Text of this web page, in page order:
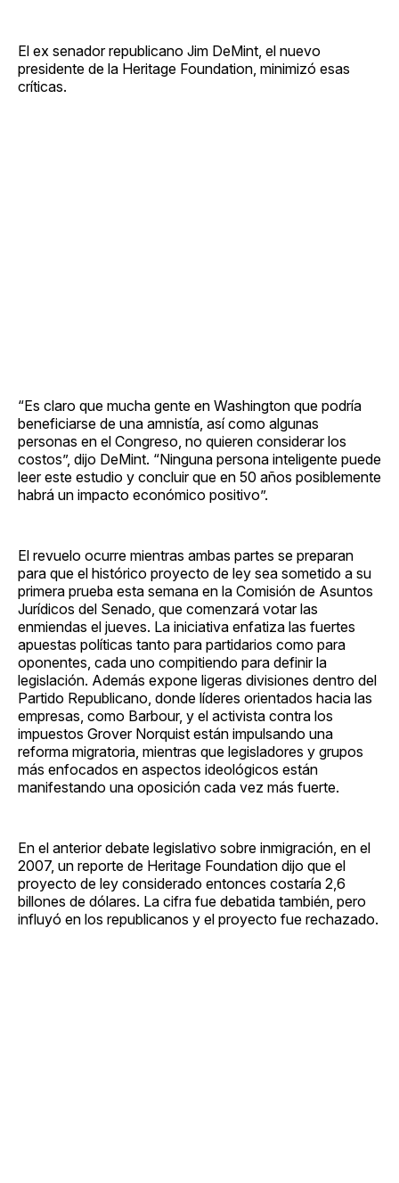
El ex senador republicano Jim DeMint, el nuevo
presidente de la Heritage Foundation, minimizó esas
críticas.
“Es claro que mucha gente en Washington que podría
beneficiarse de una amnistía, así como algunas
personas en el Congreso, no quieren considerar los
costos”, dijo DeMint. “Ninguna persona inteligente puede
leer este estudio y concluir que en 50 años posiblemente
habrá un impacto económico positivo”.
El revuelo ocurre mientras ambas partes se preparan
para que el histórico proyecto de ley sea sometido a su
primera prueba esta semana en la Comisión de Asuntos
Jurídicos del Senado, que comenzará votar las
enmiendas el jueves. La iniciativa enfatiza las fuertes
apuestas políticas tanto para partidarios como para
oponentes, cada uno compitiendo para definir la
legislación. Además expone ligeras divisiones dentro del
Partido Republicano, donde líderes orientados hacia las
empresas, como Barbour, y el activista contra los
impuestos Grover Norquist están impulsando una
reforma migratoria, mientras que legisladores y grupos
más enfocados en aspectos ideológicos están
manifestando una oposición cada vez más fuerte.
En el anterior debate legislativo sobre inmigración, en el
2007, un reporte de Heritage Foundation dijo que el
proyecto de ley considerado entonces costaría 2,6
billones de dólares. La cifra fue debatida también, pero
influyó en los republicanos y el proyecto fue rechazado.